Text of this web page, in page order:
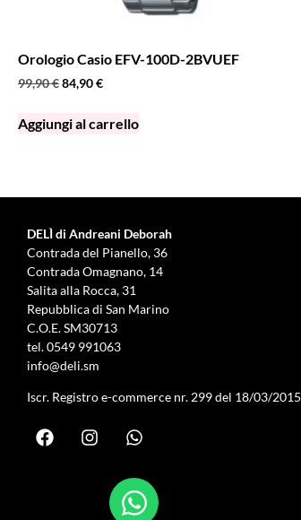
Orologio Casio EFV-100D-2BVUEF
99,90€84,90€
Aggiungi al carrello
DELÌ di Andreani Deborah
Contrada del Pianello, 36
Contrada Omagnano, 14
Salita alla Rocca, 31
Repubblica di San Marino
C.O.E. SM30713
tel.0549 991063
info@deli.sm
Iscr. Registro e-commerce nr. 299 del 18/03/2015